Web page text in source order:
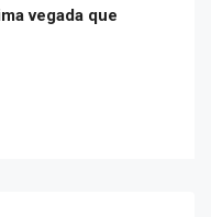
vegada que